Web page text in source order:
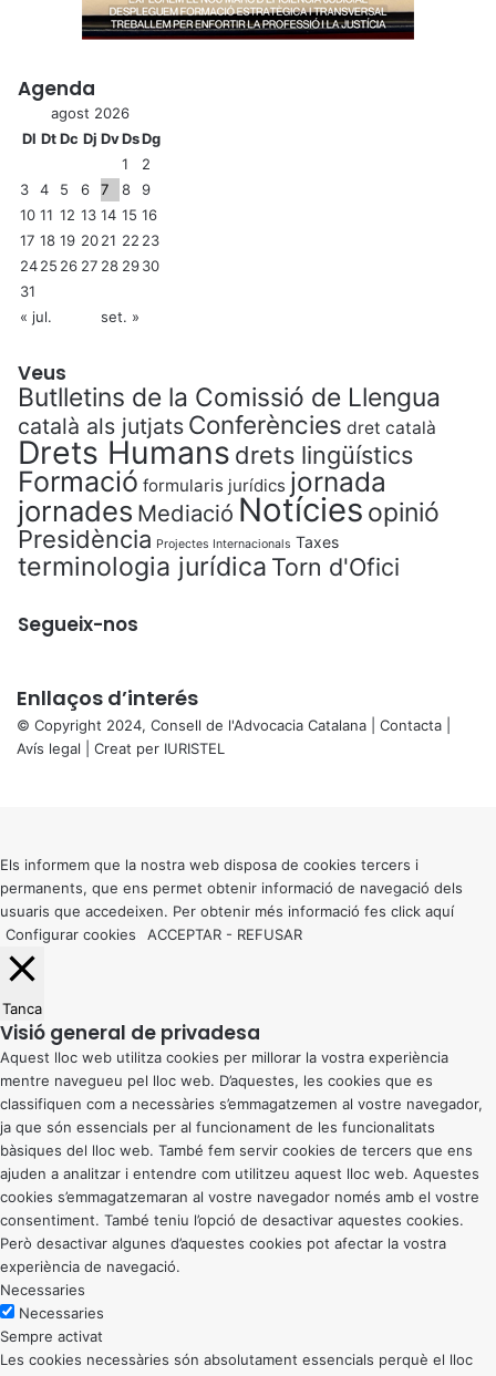
Agenda
agost 2026
Dl DtDc Dj DvDsDg
1
2
3
4 5 6 7 8
9
10 11 12 13 14 15 16
17 18 19 2021 22 23
2425 26 27 28 2930
31
« jul.
set. »
Veus
Butlletins de la Comissió de Llengua
català als jutjats Conferències dret català
Drets Humans drets lingüístics
Formació formularis jurídics jornada
jornades Mediació Notícies opinió
Presidència Projectes Internacionals Taxes
terminologia jurídica Torn d'Ofici
Segueix-nos
Enllaços d’interés
© Copyright 2024, Consell de l'Advocacia Catalana | Contacta
Avís legal | Creat per IURISTEL
button
Els informem que la nostra web disposa de cookies tercers i
permanents, que ens permet obtenir informació de navegació dels
usuaris que accedeixen. Per obtenir més informació fes click aquí
Configurar cookies
ACCEPTAR - REFUSAR
Tanca
Visió general de privadesa
Aquest lloc web utilitza cookies per millorar la vostra experiència
mentre navegueu pel lloc web. D’aquestes, les cookies que es
classifiquen com a necessàries s’emmagatzemen al vostre navegador,
ja que són essencials per al funcionament de les funcionalitats
bàsiques del lloc web. També fem servir cookies de tercers que ens
ajuden a analitzar i entendre com utilitzeu aquest lloc web. Aquestes
cookies s’emmagatzemaran al vostre navegador només amb el vostre
consentiment. També teniu l’opció de desactivar aquestes cookies.
Però desactivar algunes d’aquestes cookies pot afectar la vostra
experiència de navegació.
Necessaries
Necessaries
Sempre activat
Les cookies necessàries són absolutament essencials perquè el lloc